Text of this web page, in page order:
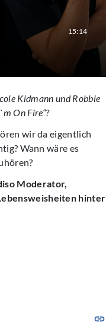
15:14
Kidmann und Robbie
On Fire“?
wir da eigentlich
Wann wäre es
Moderator,
hinter